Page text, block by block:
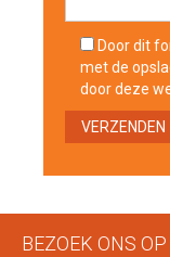
Door dit
met de
door deze
BEZOEK ONS